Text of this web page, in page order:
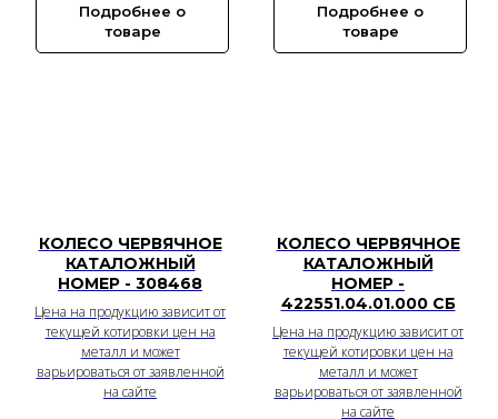
Подробнее о
товаре
Подробнее о
товаре
КОЛЕСО ЧЕРВЯЧНОЕ
КАТАЛОЖНЫЙ
НОМЕР - 308468
Цена на продукцию зависит от
текущей котировки цен на
металл и может
варьироваться от заявленной
на сайте
КОЛЕСО ЧЕРВЯЧНОЕ
КАТАЛОЖНЫЙ
НОМЕР -
422551.04.01.000 СБ
Цена на продукцию зависит от
текущей котировки цен на
металл и может
варьироваться от заявленной
на сайте